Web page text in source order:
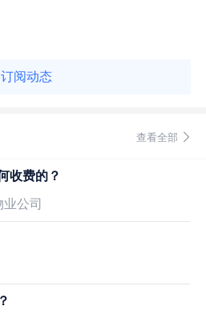
订阅动态
查看全部
收费的？
公司